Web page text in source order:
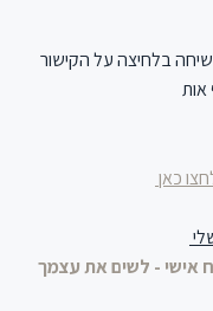
בלחיצה על הקישור
אות
כאן
אישי - לשים את עצמך